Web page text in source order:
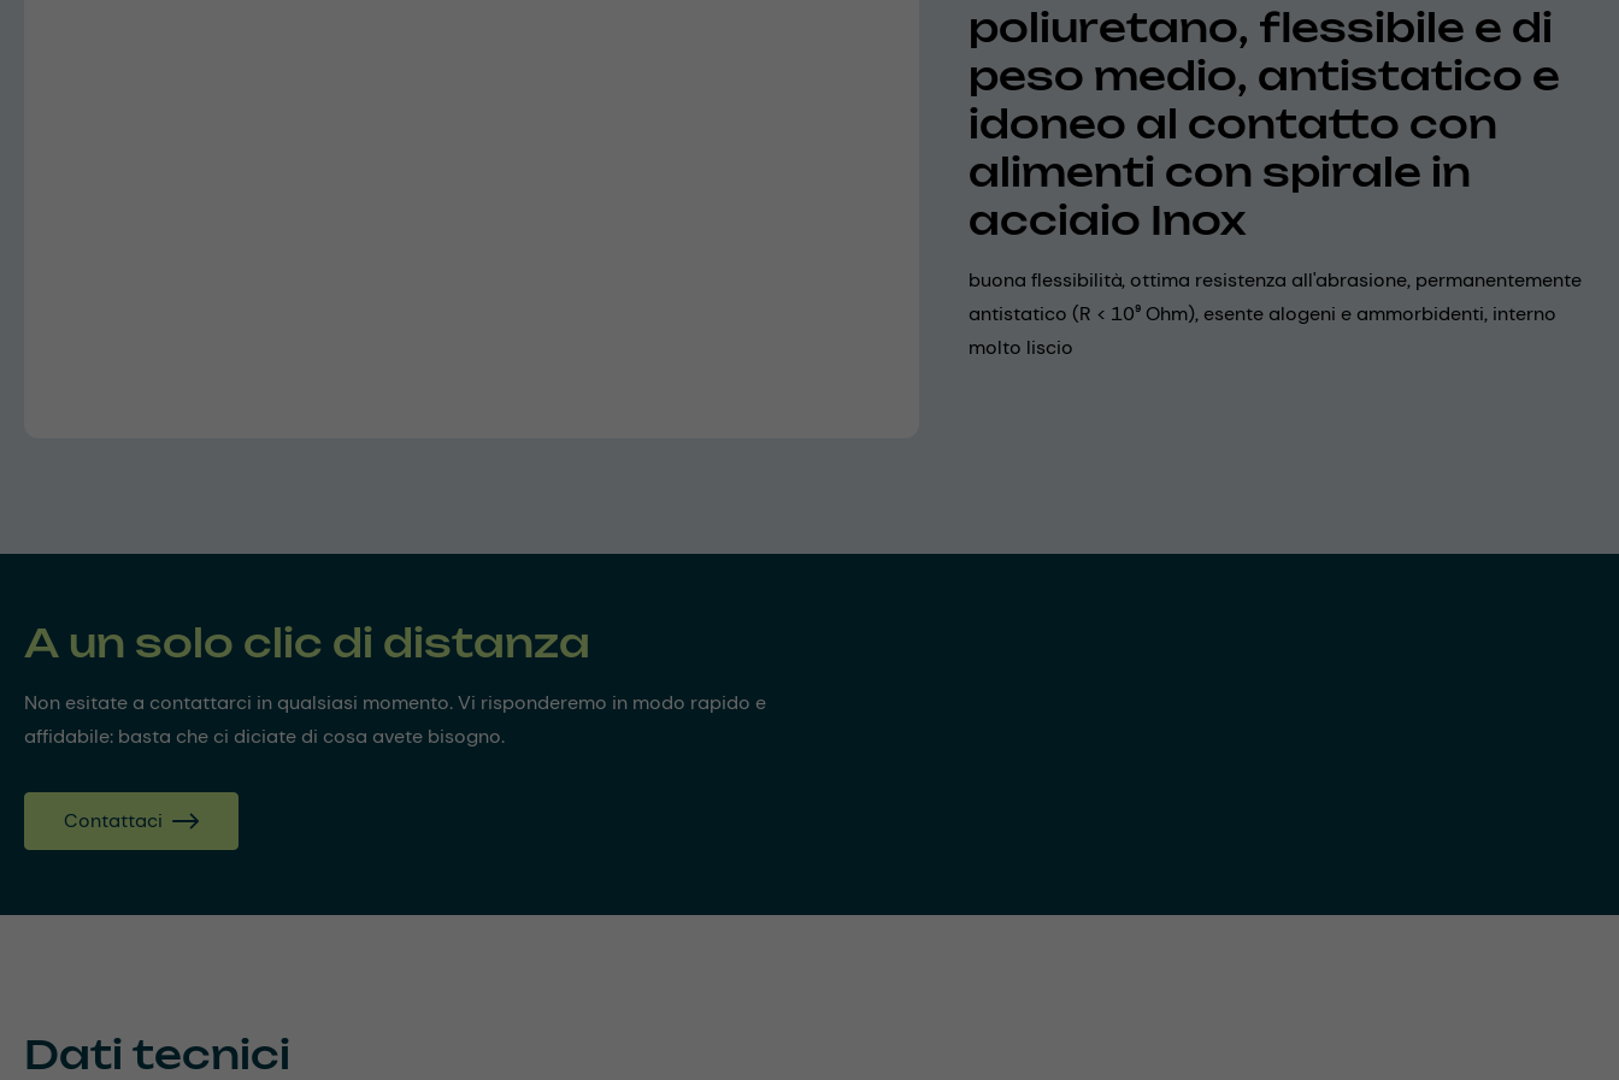
poliuretano, flessibile e di
peso medio, antistatico e
idoneo al contatto con
alimenti con spirale in
acciaio Inox
buona flessibilità, ottima resistenza all'abrasione, permanentemente
antistatico (R < 10⁹ Ohm), esente alogeni e ammorbidenti, interno
molto liscio
A un solo clic di distanza
Non esitate a contattarci in qualsiasi momento. Vi risponderemo in modo rapido e
affidabile: basta che ci diciate di cosa avete bisogno.
Contattaci
Dati tecnici